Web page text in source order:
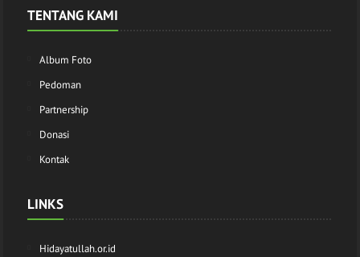
TENTANG KAMI
Album Foto
Pedoman
Partnership
Donasi
Kontak
LINKS
Hidayatullah.or.id